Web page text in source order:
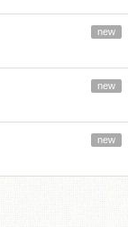
new
new
new